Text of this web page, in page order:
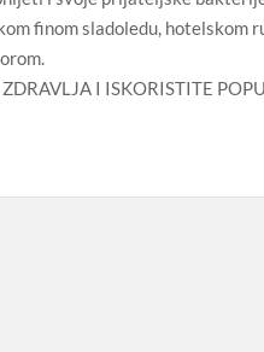
finom sladoledu, hotelskom
I ISKORISTITE